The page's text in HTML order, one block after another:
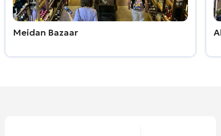
Meidan Bazaar